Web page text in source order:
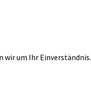
wir um Ihr Einverständnis.